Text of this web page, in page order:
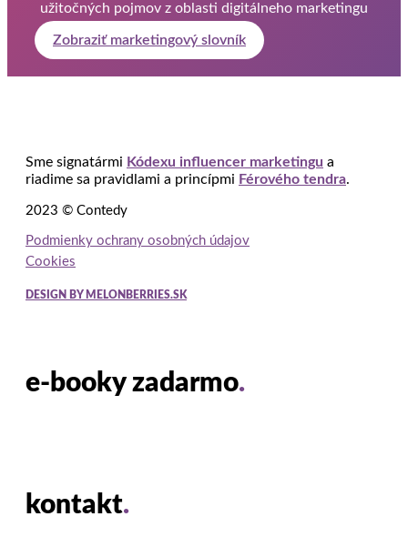
užitočných pojmov z oblasti digitálneho marketingu
Zobraziť marketingový slovník
Sme signatármi Kódexu influencer marketingu a
riadime sa pravidlami a princípmi Férového tendra.
2023 © Contedy
Podmienky ochrany osobných údajov
Cookies
DESIGN BY MELONBERRIES.SK
e-booky zadarmo.
kontakt.